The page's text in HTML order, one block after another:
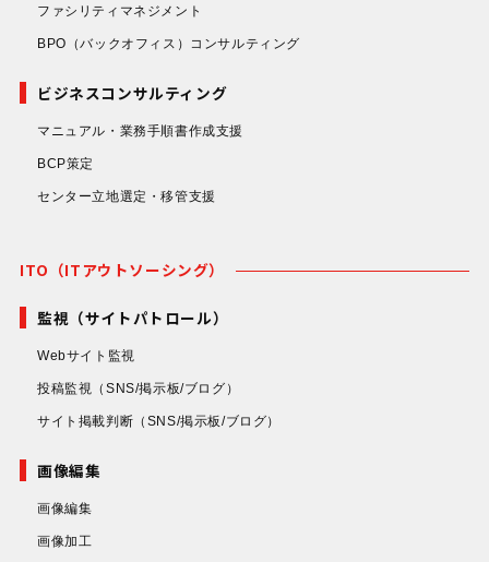
ファシリティマネジメント
BPO（バックオフィス）コンサルティング
ビジネスコンサルティング
マニュアル・業務手順書作成支援
BCP策定
センター立地選定・移管支援
ITO（ITアウトソーシング）
監視（サイトパトロール）
Webサイト監視
投稿監視 （SNS/掲示板/ブログ）
サイト掲載判断 （SNS/掲示板/ブログ）
画像編集
画像編集
画像加工